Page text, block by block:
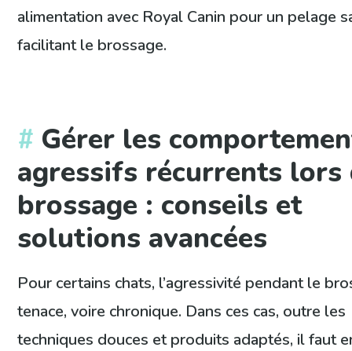
alimentation avec Royal Canin pour un pelage
facilitant le brossage.
Gérer les
agressifs récurrents lors
brossage : conseils et
solutions avancées
Pour certains chats, l’agressivité pendant le
tenace, voire chronique. Dans ces cas, outre les
techniques douces et produits adaptés, il faut